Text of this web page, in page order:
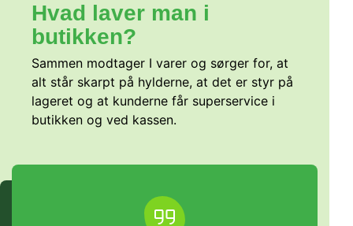
Hvad laver man i
butikken?
Sammen modtager I varer og sørger for, at
alt står skarpt på hylderne, at det er styr på
lageret og at kunderne får superservice i
butikken og ved kassen.